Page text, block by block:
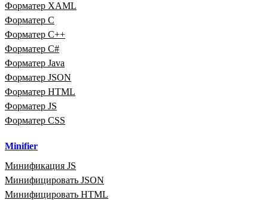
Форматер XAML
Форматер C
Форматер C++
Форматер C#
Форматер Java
Форматер JSON
Форматер HTML
Форматер JS
Форматер CSS
Minifier
Минификация JS
Минифицировать JSON
Минифицировать HTML